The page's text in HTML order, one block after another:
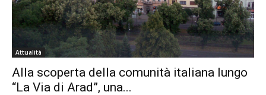
Attualità
Alla scoperta della comunità italiana lungo
“La Via di Arad”, una...